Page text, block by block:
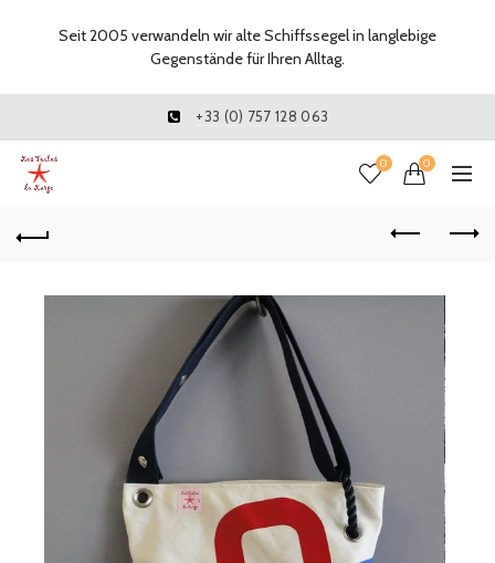
+33 (0) 757 128 063
0 0
Seit 2005 verwandeln wir alte Schiffssegel in langlebige
Gegenstände für Ihren Alltag.